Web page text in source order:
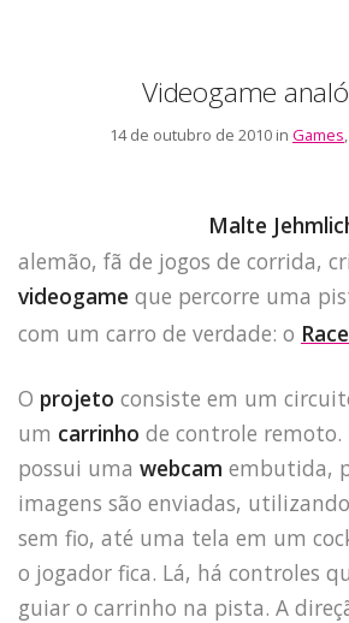
Videogame
14 de outubro de 2010 in Games,
Malte
alemão, fã de jogos de corrida,
videogame que percorre uma
com um carro de verdade: o
O projeto consiste em um
um carrinho de controle remoto.
possui uma webcam embutida,
imagens são enviadas,
sem fio, até uma tela em um
o jogador fica. Lá, há controles
guiar o carrinho na pista. A